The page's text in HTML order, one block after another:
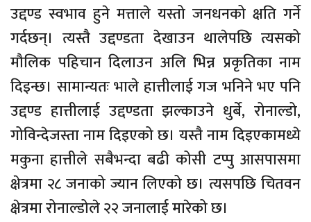
उद्दण्ड स्वभाव हुने मत्ताले यस्तो जनधनको क्षति गर्ने
गर्दछन्। त्यस्तै उद्दण्डता देखाउन थालेपछि त्यसको
मौलिक पहिचान दिलाउन अलि भिन्न प्रकृतिका नाम
दिइन्छ। सामान्यतः भाले हात्तीलाई गज भनिने भए पनि
उद्दण्ड हात्तीलाई उद्दण्डता झल्काउने धुर्बे, रोनाल्डो,
गोविन्देजस्ता नाम दिइएको छ। यस्तै नाम दिइएकामध्ये
मकुना हात्तीले सबैभन्दा बढी कोसी टप्पु आसपासमा
क्षेत्रमा २८ जनाको ज्यान लिएको छ। त्यसपछि चितवन
क्षेत्रमा रोनाल्डोले २२ जनालाई मारेको छ।